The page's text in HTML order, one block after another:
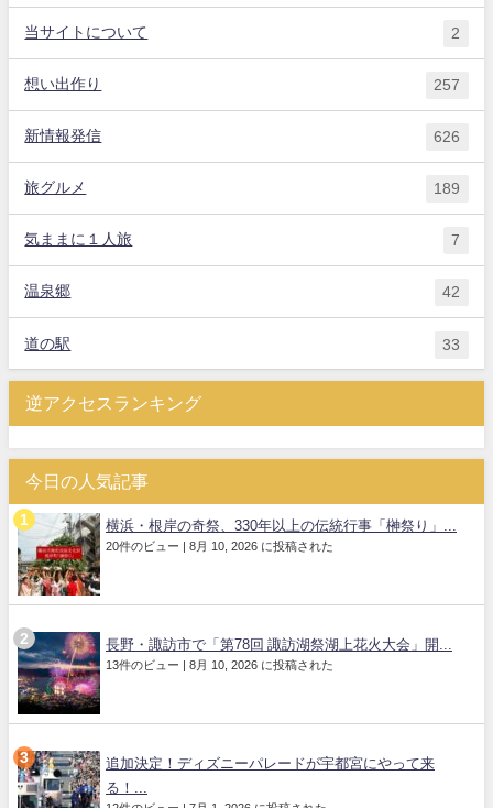
当サイトについて 2
想い出作り 257
新情報発信 626
旅グルメ 189
気ままに１人旅 7
温泉郷 42
道の駅 33
逆アクセスランキング
今日の人気記事
横浜・根岸の奇祭、330年以上の伝統行事「榊祭り」...
20件のビュー | 8月 10, 2026 に投稿された
長野・諏訪市で「第78回 諏訪湖祭湖上花火大会」開...
13件のビュー | 8月 10, 2026 に投稿された
追加決定！ディズニーパレードが宇都宮にやって来
る！...